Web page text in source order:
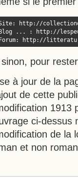
http://
... : http://
http://
pour
à jour de la
de cette
1913
ci-dessus
de la
et non